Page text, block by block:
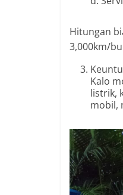
Hitungan
3,000km/
Kalo
listrik,
mobil,